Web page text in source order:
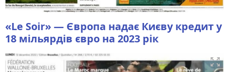
«Le Soir» — Європа надає Києву кредит у
18 мільярдів євро на 2023 рік
